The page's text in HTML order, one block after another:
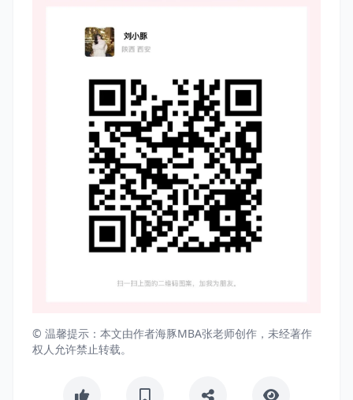
© 温馨提示：本文由作者海豚MBA张老师创作，未经著作
权人允许禁止转载。